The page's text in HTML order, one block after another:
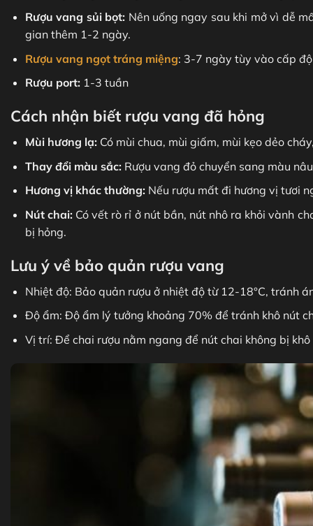
Rượu vang sủi bọt: Nên uống ngay sau khi mở vì dễ
gian thêm 1-2 ngày.
Rượu vang ngọt tráng miệng: 3-7 ngày tùy vào cấp
Rượu port: 1-3 tuần
Cách nhận biết rượu vang đã hỏng
Mùi hương lạ: Có mùi chua, mùi giấm, mùi kẹo dẻo
Thay đổi màu sắc: Rượu vang đỏ chuyển sang màu
Hương vị khác thường: Nếu rượu mất đi hương vị tươi
Nút chai: Có vết rò rỉ ở nút bần, nút nhô ra khỏi vành
bị hỏng.
Lưu ý về bảo quản rượu vang
Nhiệt độ: Bảo quản rượu ở nhiệt độ từ 12-18°C, tránh
Độ ẩm: Độ ẩm lý tưởng khoảng 70% để tránh khô nút
Vị trí: Để chai rượu nằm ngang để nút chai không bị